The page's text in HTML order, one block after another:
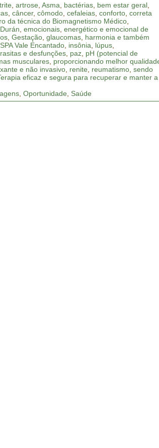
,artrose ,Asma bactérias bem estar geral
,câncer,cômodo ,cefaleias ,conforto ,correta
da técnica do Biomagnetismo Médico
,emocionais ,energético e emocional de
,Gestação ,glaucomas harmonia e também
Vale Encantado insônia lúpus
e desfunções paz pH (potencial de
musculares proporcionando melhor
e não invasivo renite reumatismo ,sendo
eficaz e segura para recuperar e manter a
,Oportunidade Saúde